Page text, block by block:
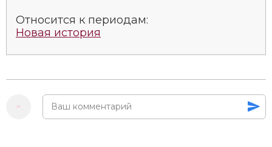
Относится к периодам:
Новая история